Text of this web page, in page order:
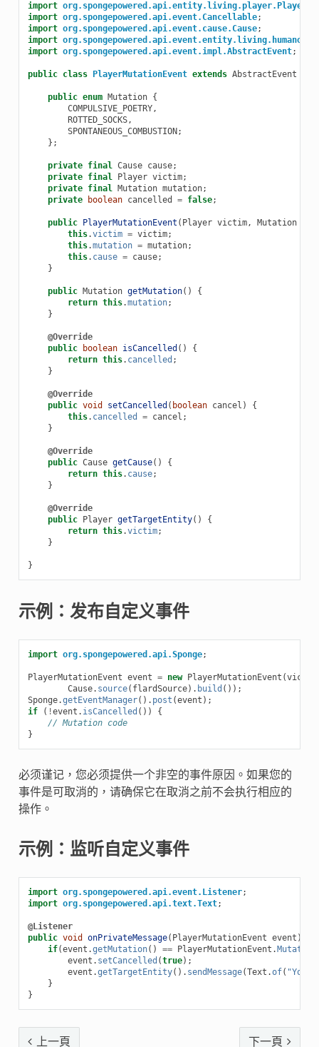
import org.spongepowered.api.entity.living.player.Player
import org.spongepowered.api.event.Cancellable;
import org.spongepowered.api.event.cause.Cause;
import
import org.spongepowered.api.event.impl.AbstractEvent;
public class PlayerMutationEvent extends AbstractEvent
public enum Mutation {
COMPULSIVE_POETRY,
ROTTED_SOCKS,
SPONTANEOUS_COMBUSTION ;
};
private final Cause cause;
private final Player victim;
private final Mutation mutation;
private
boolean cancelled = false;
public PlayerMutationEvent ( Player victim, Mutation
this.victim = victim;
this.mutation = mutation;
this. cause = cause;
}
public Mutation getMutation()
{
return this.mutation;
}
@Override
public
boolean isCancelled ()
{
return this. cancelled ;
}
@Override
public void setCancelled ( boolean cancel )
{
this. cancelled = cancel ;
}
@Override
public Cause getCause()
{
return this. cause;
}
@Override
public
Player getTargetEntity()
{
return this.victim;
}
}
示例：发布自定义事件
import org.spongepowered.api.Sponge;
PlayerMutationEvent event = new PlayerMutationEvent (victim
Cause. source( flardSource). build ());
Sponge.getEventManager(). post (event );
if
( !event . isCancelled ())
{
// Mutation code
}
必须谨记，您必须提供一个非空的事件原因。如果您的
事件是可取消的，请确保它在取消之前不会执行相应的
操作。
示例：监听自定义事件
import org.spongepowered.api.event.Listener;
import org.spongepowered.api.text.Text;
@Listener
public void onPrivateMessage( PlayerMutationEvent event )
if(event .getMutation() == PlayerMutationEvent . Mutation
event . setCancelled (true);
event .getTargetEntity(). sendMessage(Text .of( "You
}
}
下一頁
上一頁